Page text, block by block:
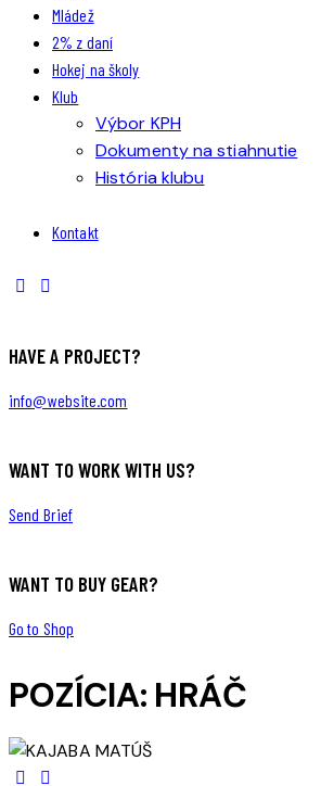
Mládež
2% z daní
Hokej na školy
Klub
Výbor KPH
Dokumenty na stiahnutie
História klubu
Kontakt
HAVE A PROJECT?
info@website.com
WANT TO WORK WITH US?
Send Brief
WANT TO BUY GEAR?
Go to Shop
POZÍCIA: HRÁČ